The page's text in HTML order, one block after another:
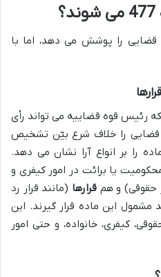
آرای قضایی را پوشش می دهد، اما با
که رئیس قوه قضاییه می تواند رأی
قضایی را خلاف شرع بیّن تشخیص
را بر انواع آرا نشان می دهد.
یا برائت در امور کیفری و
حقوقی) و هم قرارها (مانند قرار رد
مشمول این ماده قرار گیرند. این
کیفری، خانواده، و حتی امور